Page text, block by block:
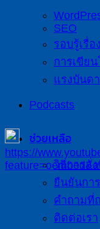
SEO
รอบรู้เรื่อ
การเขีย
แรงบันด
Podcasts
ช่วยเหลือ
วิธีการสั่
ยืนยันกา
คำถามที่
ติดต่อเรา
https://